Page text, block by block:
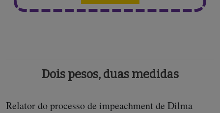
Dois pesos, duas medidas
Relator do processo de impeachment de Dilma